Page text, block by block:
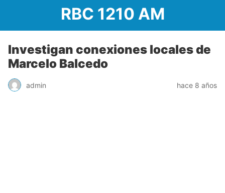
RBC 1210 AM
Investigan conexiones locales de
Marcelo Balcedo
admin hace 8 años